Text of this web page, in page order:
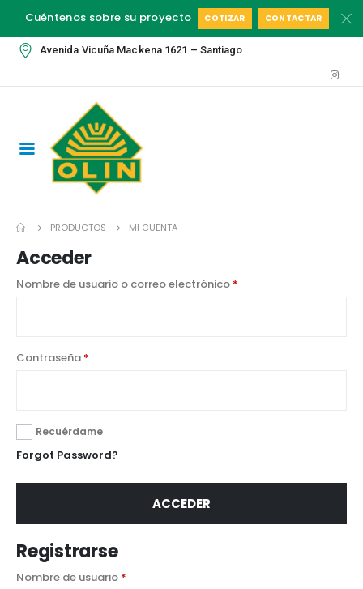
Cuéntenos sobre su proyecto COTIZAR CONTACTAR
Avenida Vicuña Mackena 1621 – Santiago
PRODUCTOS MI CUENTA
Acceder
Nombre de usuario o correo electrónico *
Contraseña *
Recuérdame
Forgot Password?
ACCEDER
Registrarse
Nombre de usuario *